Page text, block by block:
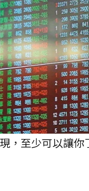
，至少可以讓